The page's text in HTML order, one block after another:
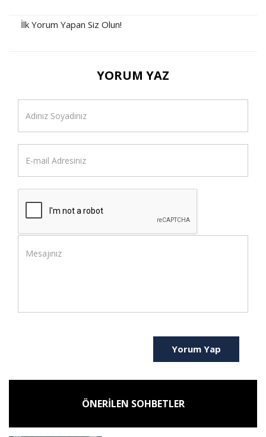
İlk Yorum Yapan Siz Olun!
YORUM YAZ
Yorum Yap
ÖNERİLEN SOHBETLER